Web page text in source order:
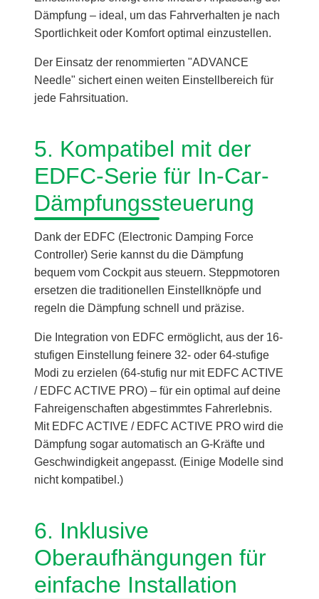
Dämpfung – ideal, um das Fahrverhalten je nach
Sportlichkeit oder Komfort optimal einzustellen.
Der Einsatz der renommierten "ADVANCE
Needle" sichert einen weiten Einstellbereich für
jede Fahrsituation.
5. Kompatibel mit der
EDFC-Serie für In-Car-
Dämpfungssteuerung
Dank der EDFC (Electronic Damping Force
Controller) Serie kannst du die Dämpfung
bequem vom Cockpit aus steuern. Steppmotoren
ersetzen die traditionellen Einstellknöpfe und
regeln die Dämpfung schnell und präzise.
Die Integration von EDFC ermöglicht, aus der 16-
stufigen Einstellung feinere 32- oder 64-stufige
Modi zu erzielen (64-stufig nur mit EDFC ACTIVE
/ EDFC ACTIVE PRO) – für ein optimal auf deine
Fahreigenschaften abgestimmtes Fahrerlebnis.
Mit EDFC ACTIVE / EDFC ACTIVE PRO wird die
Dämpfung sogar automatisch an G-Kräfte und
Geschwindigkeit angepasst. (Einige Modelle sind
nicht kompatibel.)
6. Inklusive
Oberaufhängungen für
einfache Installation